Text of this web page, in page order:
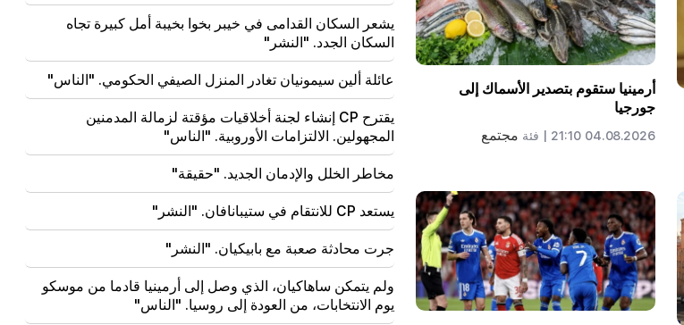
أرمينيا ستقوم بتصدير الأسماك إلى
جورجيا
04.08.2026 21:10 | فئة مجتمع
19:28 مهم
وتحت قيادتكم، ستواصل حكومة جمهورية أرمينيا لعب دور
بناء في السلام الإقليمي. غوتيريس إلى باشينيان
18:35
روسيا مستعدة لمواصلة إدارة امتيازات السكك الحديدية
الأرمينية. أوفرتشوك
18:21
إن القيود غير المعقولة المفروضة على تصدير المنتجات
الأرمنية إلى السوق الروسية مثيرة للقلق. روبينيان إلى
حادث مأساوي في مكب نفايات نوباراشين
يشعر السكان القدامى في خيبر بخوا بخيبة أمل كبيرة تجاه
السكان الجدد. "النشر"
عائلة ألين سيمونيان تغادر المنزل الصيفي الحكومي. "الناس"
يقترح CP إنشاء لجنة أخلاقيات مؤقتة لزمالة المدمنين
المجهولين. الالتزامات الأوروبية. "الناس"
مخاطر الخلل والإدمان الجديد. "حقيقة"
يستعد CP للانتقام في ستيبانافان. "النشر"
جرت محادثة صعبة مع بابيكيان. "النشر"
ولم يتمكن ساهاكيان، الذي وصل إلى أرمينيا قادما من موسكو
يوم الانتخابات، من العودة إلى روسيا. "الناس"